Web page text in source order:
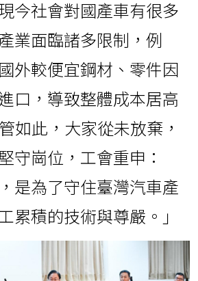
今社會對國產車有很多
業面臨諸多限制，例
外較便宜鋼材、零件因
口，導致整體成本居高
如此，大家從未放棄，
守崗位，工會重申：
是為了守住臺灣汽車產
累積的技術與尊嚴。」